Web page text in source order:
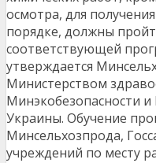
осмотра, для
порядке, должны
соответствующей
утверждается
Министерством
Минэкобезопасности
Украины. Обучение
Минсельхозпрода,
учреждений по месту